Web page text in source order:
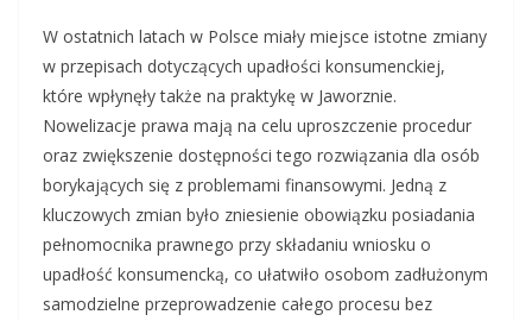
W ostatnich latach w Polsce miały miejsce istotne zmiany
w przepisach dotyczących upadłości konsumenckiej,
które wpłynęły także na praktykę w Jaworznie.
Nowelizacje prawa mają na celu uproszczenie procedur
oraz zwiększenie dostępności tego rozwiązania dla osób
borykających się z problemami finansowymi. Jedną z
kluczowych zmian było zniesienie obowiązku posiadania
pełnomocnika prawnego przy składaniu wniosku o
upadłość konsumencką, co ułatwiło osobom zadłużonym
samodzielne przeprowadzenie całego procesu bez